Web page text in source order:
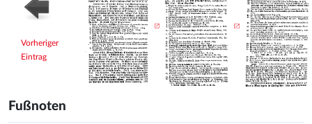
Vorheriger
Eintrag
Fußnoten